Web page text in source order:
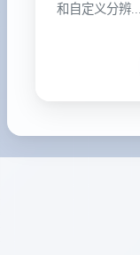
和自定义分辨...